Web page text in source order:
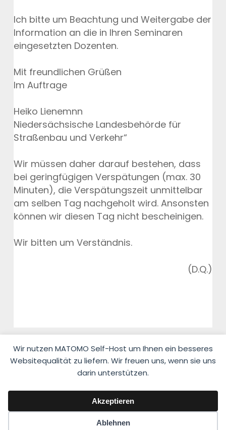
Wir nutzen MATOMO Self-Host um Ihnen ein besseres
Websitequalität zu liefern. Wir freuen uns, wenn sie uns
darin unterstützen.
Akzeptieren
Ablehnen
Ich bitte um Beachtung und Weitergabe der
Information an die in Ihren Seminaren
eingesetzten Dozenten.
Mit freundlichen Grüßen
Im Auftrage
Heiko Lienemnn
Niedersächsische Landesbehörde für
Straßenbau und Verkehr“
Wir müssen daher darauf bestehen, dass
bei geringfügigen Verspätungen (max. 30
Minuten), die Verspätungszeit unmittelbar
am selben Tag nachgeholt wird. Ansonsten
können wir diesen Tag nicht bescheinigen.
Wir bitten um Verständnis.
(D.Q.)
© 2026 Fahrlehrerverband Niedersachsen e.V.
Impressum·Datenschutzerklärung